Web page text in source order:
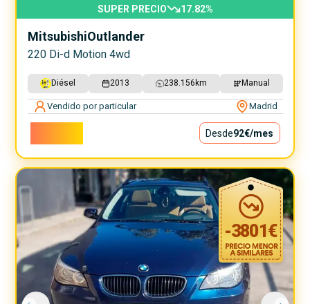
SUPER PRECIO 17.82%
MitsubishiOutlander
220 Di-d Motion 4wd
Diésel 2013 238.156 km Manual
Vendido por particular Madrid
Desde92€/mes
-3801€